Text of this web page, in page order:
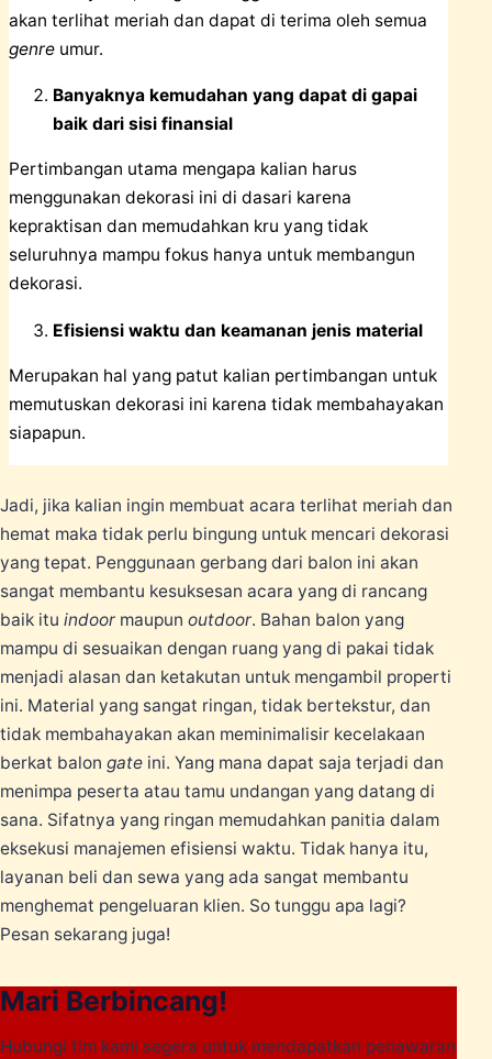
akan terlihat meriah dan dapat di terima oleh semua
genre umur.
Banyaknya kemudahan yang dapat di gapai
baik dari sisi finansial
Pertimbangan utama mengapa kalian harus
menggunakan dekorasi ini di dasari karena
kepraktisan dan memudahkan kru yang tidak
seluruhnya mampu fokus hanya untuk membangun
dekorasi.
Efisiensi waktu dan keamanan jenis material
Merupakan hal yang patut kalian pertimbangan untuk
memutuskan dekorasi ini karena tidak membahayakan
siapapun.
Jadi, jika kalian ingin membuat acara terlihat meriah dan
hemat maka tidak perlu bingung untuk mencari dekorasi
yang tepat. Penggunaan gerbang dari balon ini akan
sangat membantu kesuksesan acara yang di rancang
baik itu indoor maupun outdoor. Bahan balon yang
mampu di sesuaikan dengan ruang yang di pakai tidak
menjadi alasan dan ketakutan untuk mengambil properti
ini. Material yang sangat ringan, tidak bertekstur, dan
tidak membahayakan akan meminimalisir kecelakaan
berkat balon gate ini. Yang mana dapat saja terjadi dan
menimpa peserta atau tamu undangan yang datang di
sana. Sifatnya yang ringan memudahkan panitia dalam
eksekusi manajemen efisiensi waktu. Tidak hanya itu,
layanan beli dan sewa yang ada sangat membantu
menghemat pengeluaran klien. So tunggu apa lagi?
Pesan sekarang juga!
Mari Berbincang!
Hubungi tim kami segera untuk mendapatkan penawaran